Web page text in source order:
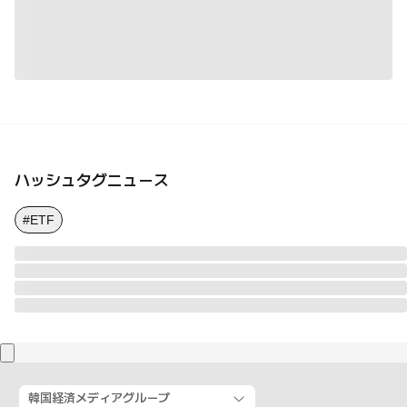
ハッシュタグニュース
#ETF
韓国経済メディアグループ